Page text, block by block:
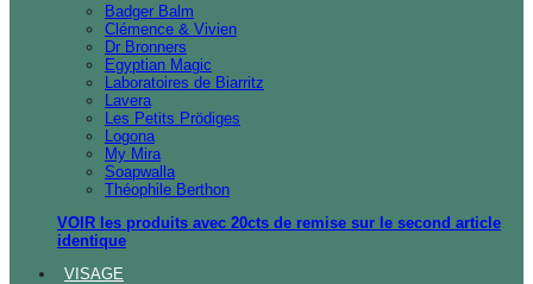
Badger Balm
Clémence & Vivien
Dr Bronners
Egyptian Magic
Laboratoires de Biarritz
Lavera
Les Petits Prödiges
Logona
My Mira
Soapwalla
Théophile Berthon
VOIR les produits avec 20cts de remise sur le second article
identique
VISAGE